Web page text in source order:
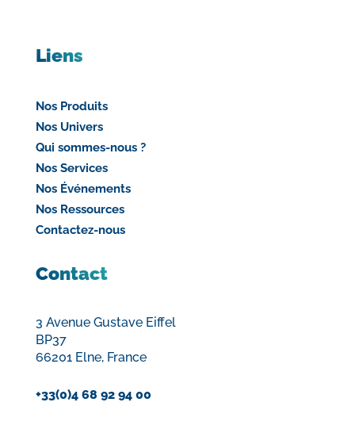
Liens
Nos Produits
Nos Univers
Qui sommes-nous ?
Nos Services
Nos Événements
Nos Ressources
Contactez-nous
Contact
3 Avenue Gustave Eiffel
BP37
66201 Elne, France
+33(0)4 68 92 94 00